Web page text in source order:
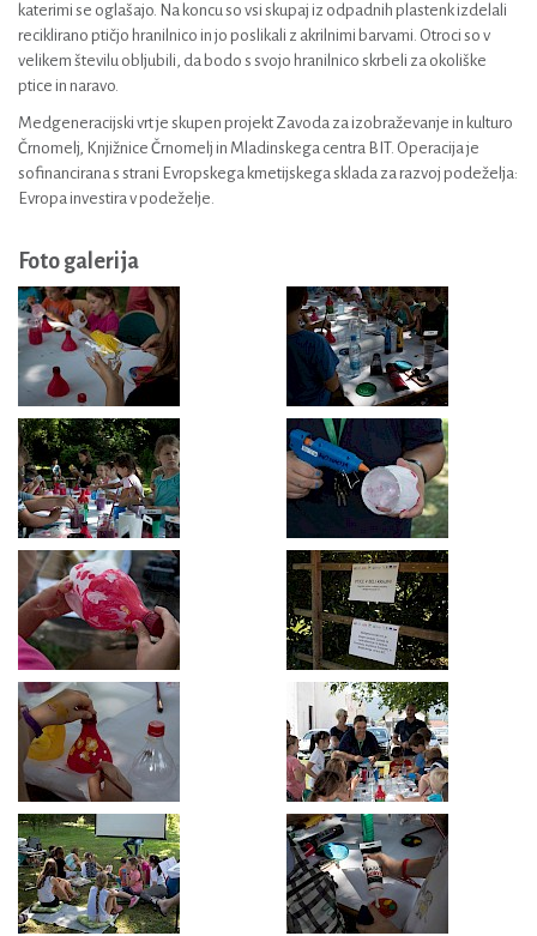
katerimi se oglašajo. Na koncu so vsi skupaj iz odpadnih plastenk izdelali
reciklirano ptičjo hranilnico in jo poslikali z akrilnimi barvami. Otroci so v
velikem številu obljubili, da bodo s svojo hranilnico skrbeli za okoliške
ptice in naravo.
Medgeneracijski vrt je skupen projekt Zavoda za izobraževanje in kulturo
Črnomelj, Knjižnice Črnomelj in Mladinskega centra BIT. Operacija je
sofinancirana s strani Evropskega kmetijskega sklada za razvoj podeželja:
Evropa investira v podeželje.
Foto galerija